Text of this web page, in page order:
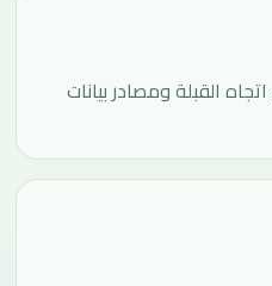
القبلة ومصادر بيانات